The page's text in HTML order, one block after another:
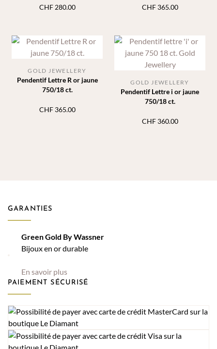
CHF280.00 CHF365.00
Pendentif Lettre R or jaune
750/18 ct.
GOLD JEWELLERY
CHF365.00
Pendentif Lettre i or jaune
750/18 ct.
GOLD JEWELLERY
CHF360.00
GARANTIES
Green Gold By Wassner
Bijoux en or durable
En savoir plus
PAIEMENT SÉCURISÉ